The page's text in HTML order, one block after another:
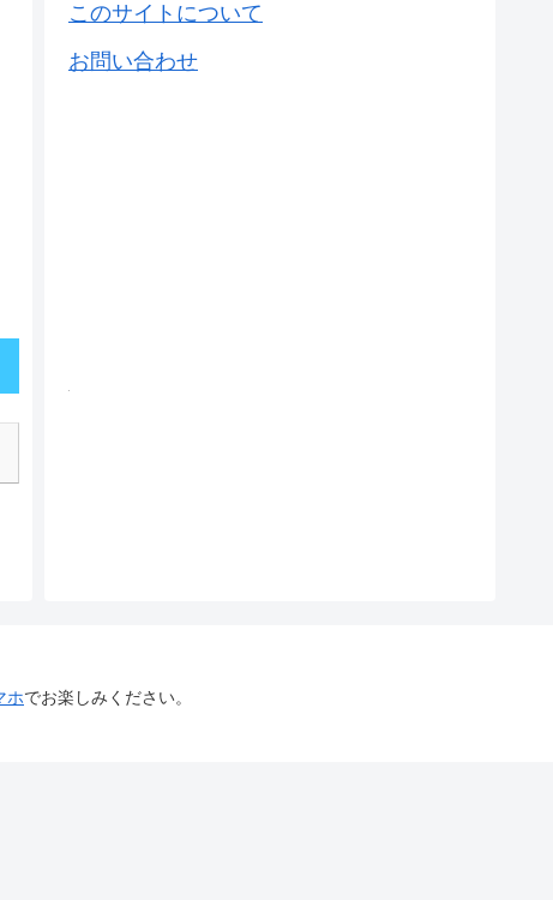
このサイトについて
お問い合わせ
ホでお楽しみください。